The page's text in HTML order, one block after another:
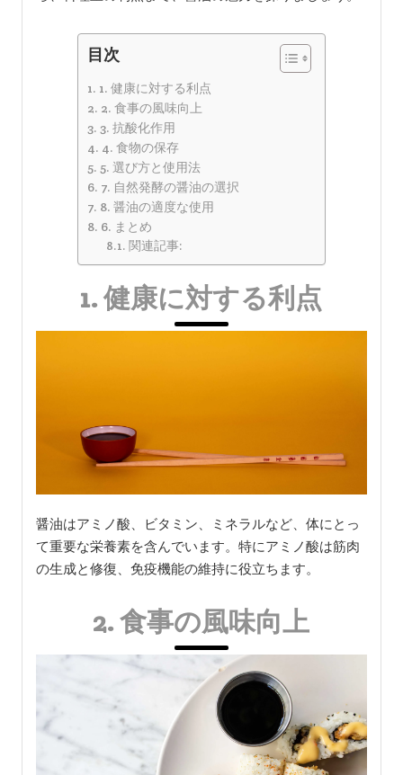
目次
1. 健康に対する利点
2. 食事の風味向上
3. 抗酸化作用
4. 食物の保存
5. 選び方と使用法
7. 自然発酵の醤油の選択
8. 醤油の適度な使用
6. まとめ
関連記事:
1. 健康に対する利点
醤油はアミノ酸、ビタミン、ミネラルなど、体にとっ
て重要な栄養素を含んでいます。特にアミノ酸は筋肉
の生成と修復、免疫機能の維持に役立ちます。
2. 食事の風味向上